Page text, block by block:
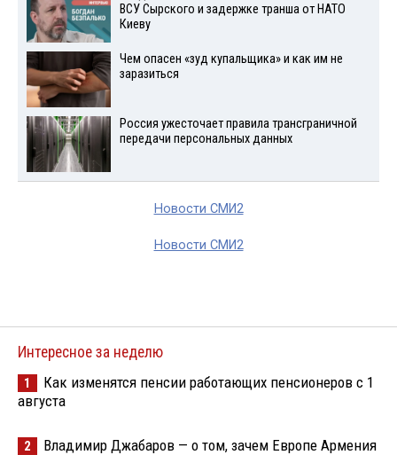
ВСУ Сырского и задержке транша от НАТО
Киеву
Чем опасен «зуд купальщика» и как им не
заразиться
Россия ужесточает правила трансграничной
передачи персональных данных
Новости СМИ2
Новости СМИ2
Интересное за неделю
1
Как изменятся пенсии работающих пенсионеров с 1
августа
2 Владимир Джабаров — о том, зачем Европе Армения